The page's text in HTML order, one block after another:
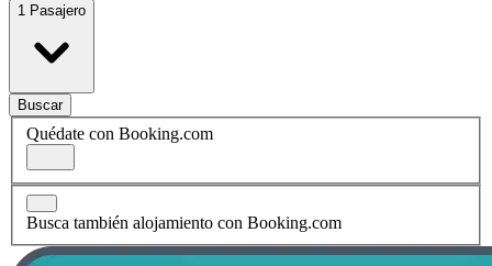
1 Pasajero
Buscar
Quédate con Booking.com
Busca también alojamiento con Booking.com